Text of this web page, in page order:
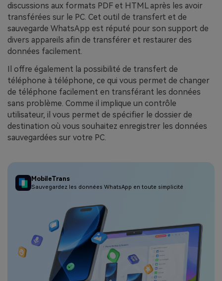
discussions aux formats PDF et HTML après les avoir
transférées sur le PC. Cet outil de transfert et de
sauvegarde WhatsApp est réputé pour son support de
divers appareils afin de transférer et restaurer des
données facilement.
Il offre également la possibilité de transfert de
téléphone à téléphone, ce qui vous permet de changer
de téléphone facilement en transférant les données
sans problème. Comme il implique un contrôle
utilisateur, il vous permet de spécifier le dossier de
destination où vous souhaitez enregistrer les données
sauvegardées sur votre PC.
MobileTrans
Sauvegardez les données WhatsApp en toute simplicité